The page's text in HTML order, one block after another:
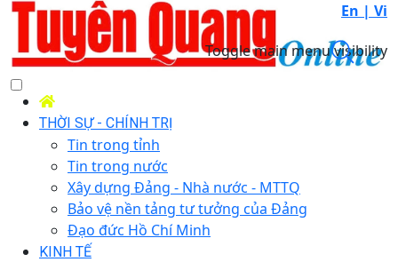
En | Vi
Toggle main menu visibility
THỜI SỰ - CHÍNH TRỊ
Tin trong tỉnh
Tin trong nước
Xây dựng Đảng - Nhà nước - MTTQ
Bảo vệ nền tảng tư tưởng của Đảng
Đạo đức Hồ Chí Minh
KINH TẾ